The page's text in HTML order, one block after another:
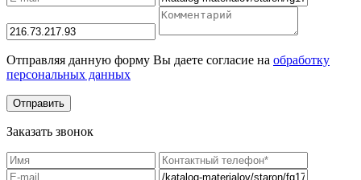
Отправляя данную форму Вы даете согласие на обработку
персональных данных
Заказать звонок